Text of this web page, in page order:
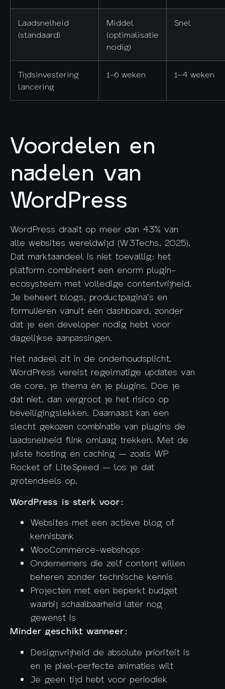
Laadsnelheid
(standaard)
Middel
(optimalisatie
nodig)
Snel
Tijdsinvestering
lancering
1–6 weken 1–4 weken
Voordelen en
nadelen van
WordPress
WordPress draait op meer dan 43% van
alle websites wereldwijd (W3Techs, 2025).
Dat marktaandeel is niet toevallig: het
platform combineert een enorm plugin-
ecosysteem met volledige contentvrijheid.
Je beheert blogs, productpagina’s en
formulieren vanuit één dashboard, zonder
dat je een developer nodig hebt voor
dagelijkse aanpassingen.
Het nadeel zit in de onderhoudsplicht.
WordPress vereist regelmatige updates van
de core, je thema én je plugins. Doe je
dat niet, dan vergroot je het risico op
beveiligingslekken. Daarnaast kan een
slecht gekozen combinatie van plugins de
laadsnelheid flink omlaag trekken. Met de
juiste hosting en caching — zoals WP
Rocket of LiteSpeed — los je dat
grotendeels op.
WordPress is sterk voor:
Websites met een actieve blog of
kennisbank
WooCommerce-webshops
Ondernemers die zelf content willen
beheren zonder technische kennis
Projecten met een beperkt budget
waarbij schaalbaarheid later nog
gewenst is
Minder geschikt wanneer:
Designvrijheid de absolute prioriteit is
en je pixel-perfecte animaties wilt
Je geen tijd hebt voor periodiek